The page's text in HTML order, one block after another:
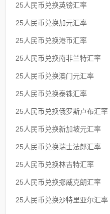
25人民币兑换英镑汇率
25人民币兑换加元汇率
25人民币兑换港币汇率
25人民币兑换南非兰特汇率
25人民币兑换澳门元汇率
25人民币兑换泰铢汇率
25人民币兑换俄罗斯卢布汇率
25人民币兑换新加坡元汇率
25人民币兑换瑞士法郎汇率
25人民币兑换林吉特汇率
25人民币兑换挪威克朗汇率
25人民币兑换沙特里亚尔汇率